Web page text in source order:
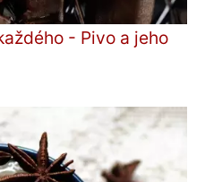
- Pivo a jeho